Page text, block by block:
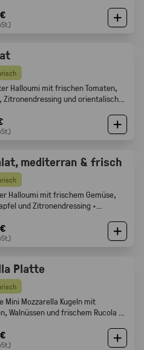
Halloumi mit frischen Tomaten,
Zitronendressing und orientalischen
mediterran & frisch
Halloumi mit frischem Gemüse,
und Zitronendressing ·
Platte
Mini Mozzarella Kugeln mit
Walnüssen und frischem Rucola ·